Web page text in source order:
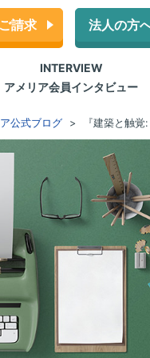
請求 法人の方
INTERVIEW
アメリア会員インタビュー
公式ブログ 『建築と触